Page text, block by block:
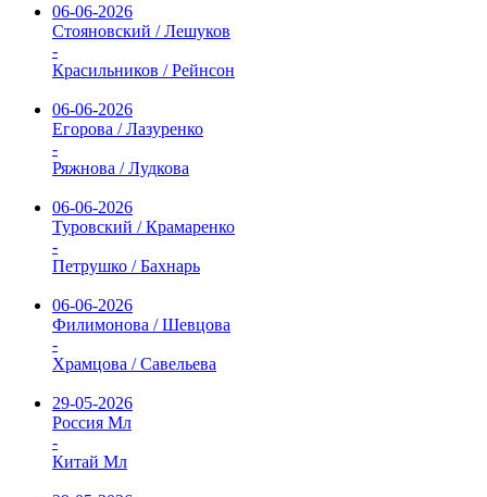
06-06-2026
Стояновский / Лешуков
-
Красильников / Рейнсон
06-06-2026
Егорова / Лазуренко
-
Ряжнова / Лудкова
06-06-2026
Туровский / Крамаренко
-
Петрушко / Бахнарь
06-06-2026
Филимонова / Шевцова
-
Храмцова / Савельева
29-05-2026
Россия Мл
-
Китай Мл